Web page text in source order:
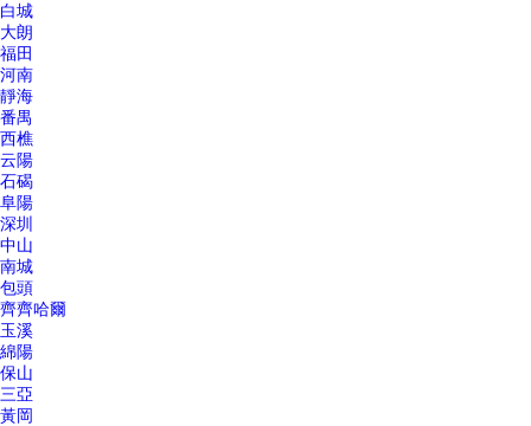
白城
大朗
福田
河南
靜海
番禺
西樵
云陽
石碣
阜陽
深圳
中山
南城
包頭
齊齊哈爾
玉溪
綿陽
保山
三亞
黃岡